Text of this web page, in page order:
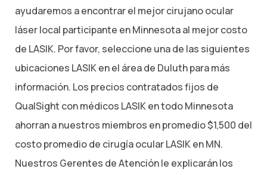
ayudaremos a encontrar el mejor cirujano ocular
láser local participante en Minnesota al mejor costo
de LASIK. Por favor, seleccione una de las siguientes
ubicaciones LASIK en el área de Duluth para más
información. Los precios contratados fijos de
QualSight con médicos LASIK en todo Minnesota
ahorran a nuestros miembros en promedio $1,500 del
costo promedio de cirugía ocular LASIK en MN.
Nuestros Gerentes de Atención le explicarán los